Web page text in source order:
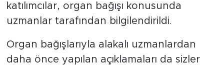
katılımcılar, organ bağışı konusunda
uzmanlar tarafından bilgilendirildi.
Organ bağışlarıyla alakalı uzmanlardan
daha önce yapılan açıklamaları da sizler
Bingöl Kaza Haberleri